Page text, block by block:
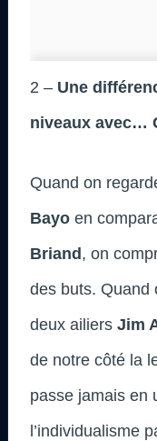
2 – Une
niveaux avec…
Quand on
Bayo en
Briand, on
des buts. Quand
deux ailiers Jim
de notre côté la
passe jamais en
l’individualisme